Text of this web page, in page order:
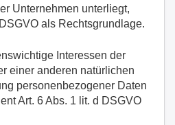
Unternehmen unterliegt,
als Rechtsgrundlage.
Interessen der
einer anderen natürlichen
personenbezogener Daten
Art. 6 Abs. 1 lit. d DSGVO